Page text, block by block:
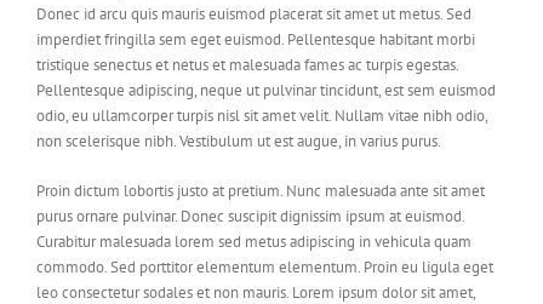
Donec id arcu quis mauris euismod placerat sit amet ut metus. Sed
imperdiet fringilla sem eget euismod. Pellentesque habitant morbi
tristique senectus et netus et malesuada fames ac turpis egestas.
Pellentesque adipiscing, neque ut pulvinar tincidunt, est sem euismod
odio, eu ullamcorper turpis nisl sit amet velit. Nullam vitae nibh odio,
non scelerisque nibh. Vestibulum ut est augue, in varius purus.
Proin dictum lobortis justo at pretium. Nunc malesuada ante sit amet
purus ornare pulvinar. Donec suscipit dignissim ipsum at euismod.
Curabitur malesuada lorem sed metus adipiscing in vehicula quam
commodo. Sed porttitor elementum elementum. Proin eu ligula eget
leo consectetur sodales et non mauris. Lorem ipsum dolor sit amet,